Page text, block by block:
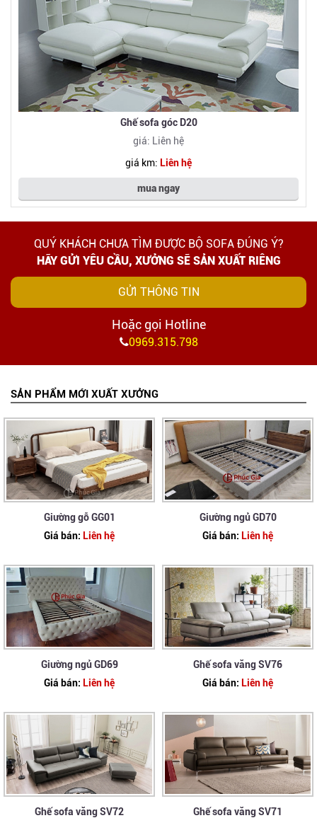
Ghế sofa góc D20
giá: Liên hệ
giá km: Liên hệ
mua ngay
QUÝ KHÁCH CHƯA TÌM ĐƯỢC BỘ SOFA ĐÚNG Ý?
HÃY GỬI YÊU CẦU, XƯỞNG SẼ SẢN XUẤT RIÊNG
GỬI THÔNG TIN
Hoặc gọi Hotline
0969.315.798
SẢN PHẨM MỚI XUẤT XƯỞNG
Giường gỗ GG01
Giá bán: Liên hệ
Giường ngủ GD70
Giá bán: Liên hệ
Giường ngủ GD69
Giá bán: Liên hệ
Ghế sofa văng SV76
Giá bán: Liên hệ
Ghế sofa văng SV72
Ghế sofa văng SV71